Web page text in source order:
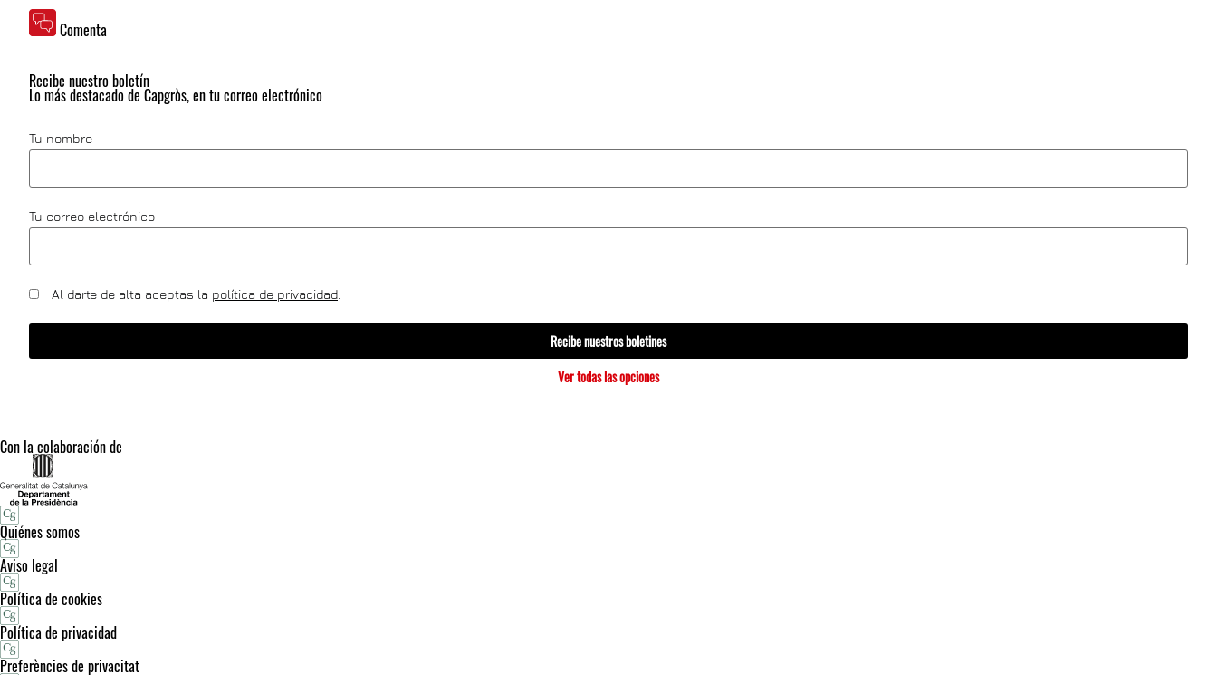
Comenta
Recibe nuestro boletín
Lo más destacado de Capgròs, en tu correo electrónico
Tu nombre
Tu correo electrónico
Al darte de alta aceptas la política de privacidad
Recibe nuestros boletines
Ver todas las opciones
Con la colaboración de
Quiénes somos
Aviso legal
Política de cookies
Política de privacidad
Preferències de privacitat